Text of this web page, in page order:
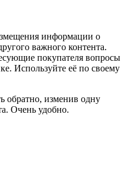
информации о
важного контента.
покупателя вопросы
Используйте её по своему
обратно, изменив одну
Очень удобно.